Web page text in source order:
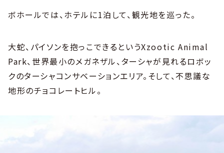
ボホールでは、ホテルに1泊して、観光地を巡った。
大蛇、パイソンを抱っこできるというXzootic Animal
Park、世界最小のメガネザル、ターシャが見れるロボッ
クのターシャコンサベーションエリア。そして、不思議な
地形のチョコレートヒル。